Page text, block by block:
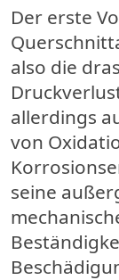
Der erste
also die
allerdings
von
seine